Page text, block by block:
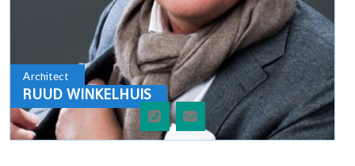
Architect
RUUD WINKELHUIS